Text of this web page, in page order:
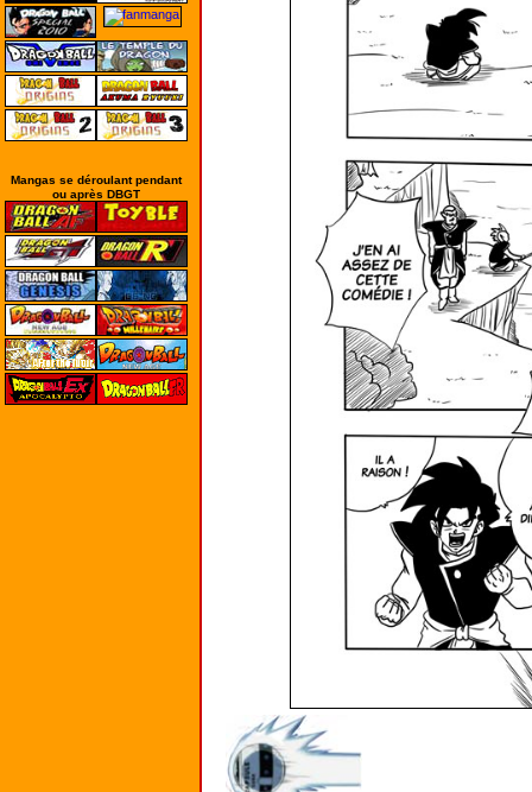
Mangas se déroulant pendant
ou après DBGT